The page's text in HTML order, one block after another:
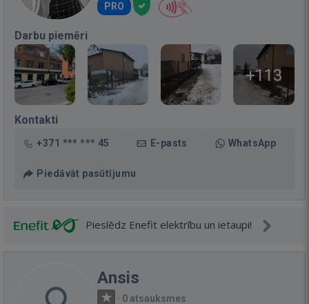
PRO
Darbu piemēri
+113
Kontakti
+371 *** *** 45 E-pasts WhatsApp
Piedāvāt pasūtījumu
Pieslēdz Enefit elektrību un ietaupi!
Ansis
· 0 atsauksmes